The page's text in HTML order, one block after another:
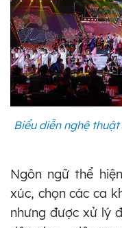
Biểu diễn nghệ
Ngôn ngữ thể
xúc, chọn các ca
nhưng được xử lý